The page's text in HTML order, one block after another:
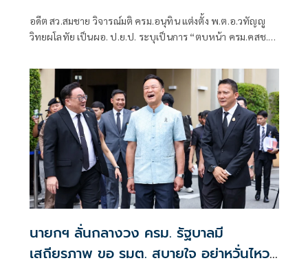
อดีต สว.สมชาย วิจารณ์มติ ครม.อนุทิน แต่งตั้ง พ.ต.อ.วทัญญู
วิทยผโลทัย เป็นผอ. ป.ย.ป. ระบุเป็นการ “ตบหน้า ครม.คสช.”
ชาติ
นายกฯ ลั่นกลางวง ครม. รัฐบาลมี
เสถียรภาพ ขอ รมต. สบายใจ อย่าหวั่นไหว